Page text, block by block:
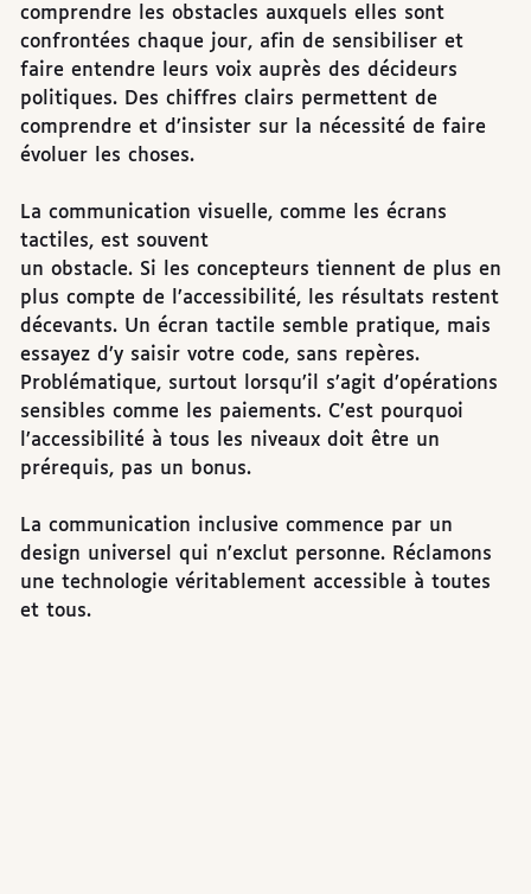
comprendre les obstacles auxquels elles sont
confrontées chaque jour, afin de sensibiliser et
faire entendre leurs voix auprès des décideurs
politiques. Des chiffres clairs permettent de
comprendre et d’insister sur la nécessité de faire
évoluer les choses.
La communication visuelle, comme les écrans
tactiles, est souvent
un obstacle. Si les concepteurs tiennent de plus en
plus compte de l’accessibilité, les résultats restent
décevants. Un écran tactile semble pratique, mais
essayez d’y saisir votre code, sans repères.
Problématique, surtout lorsqu’il s’agit d’opérations
sensibles comme les paiements. C’est pourquoi
l’accessibilité à tous les niveaux doit être un
prérequis, pas un bonus.
La communication inclusive commence par un
design universel qui n’exclut personne. Réclamons
une technologie véritablement accessible à toutes
et tous.